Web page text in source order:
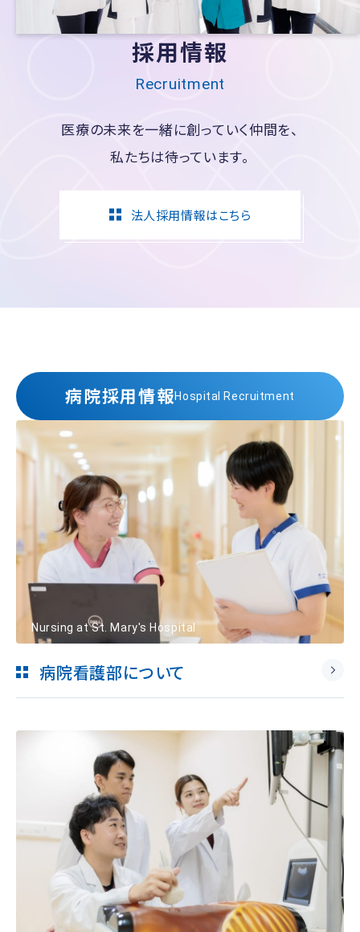
採用情報
Recruitment
医療の未来を一緒に創っていく仲間を、
私たちは待っています。
法人採用情報はこちら
病院採用情報Hospital Recruitment
Nursing at St. Mary's Hospital
病院看護部について